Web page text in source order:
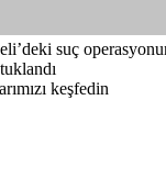
suç
keşfedin